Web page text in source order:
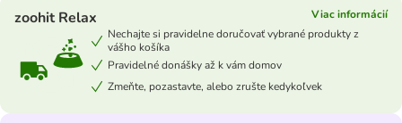
zoohit Relax
Viac informácií
Nechajte si pravidelne doručovať vybrané produkty z
vášho košíka
Pravidelné donášky až k vám domov
Zmeňte, pozastavte, alebo zrušte kedykoľvek